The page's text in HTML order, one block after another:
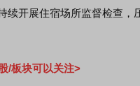
开展住宿场所监督检查，
/板块可以关注>